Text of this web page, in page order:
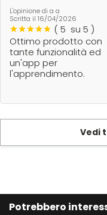
Structura
Suavecito
Susan Darnell
L'opinione di a a
Scritta il 16/04/2026
( 5 su 5 )
Ottimo prodotto con
tante funzionalità ed
un'app per
l'apprendimento.
Vedi
Potrebbero